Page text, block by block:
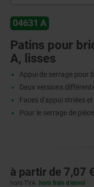
04631 A
Patins pour
A, lisses
Appui de serrage pour
Deux versions
Faces d'appui striées et
Pour le serrage de
à partir de 7,07 €
hors TVA hors frais d’envoi